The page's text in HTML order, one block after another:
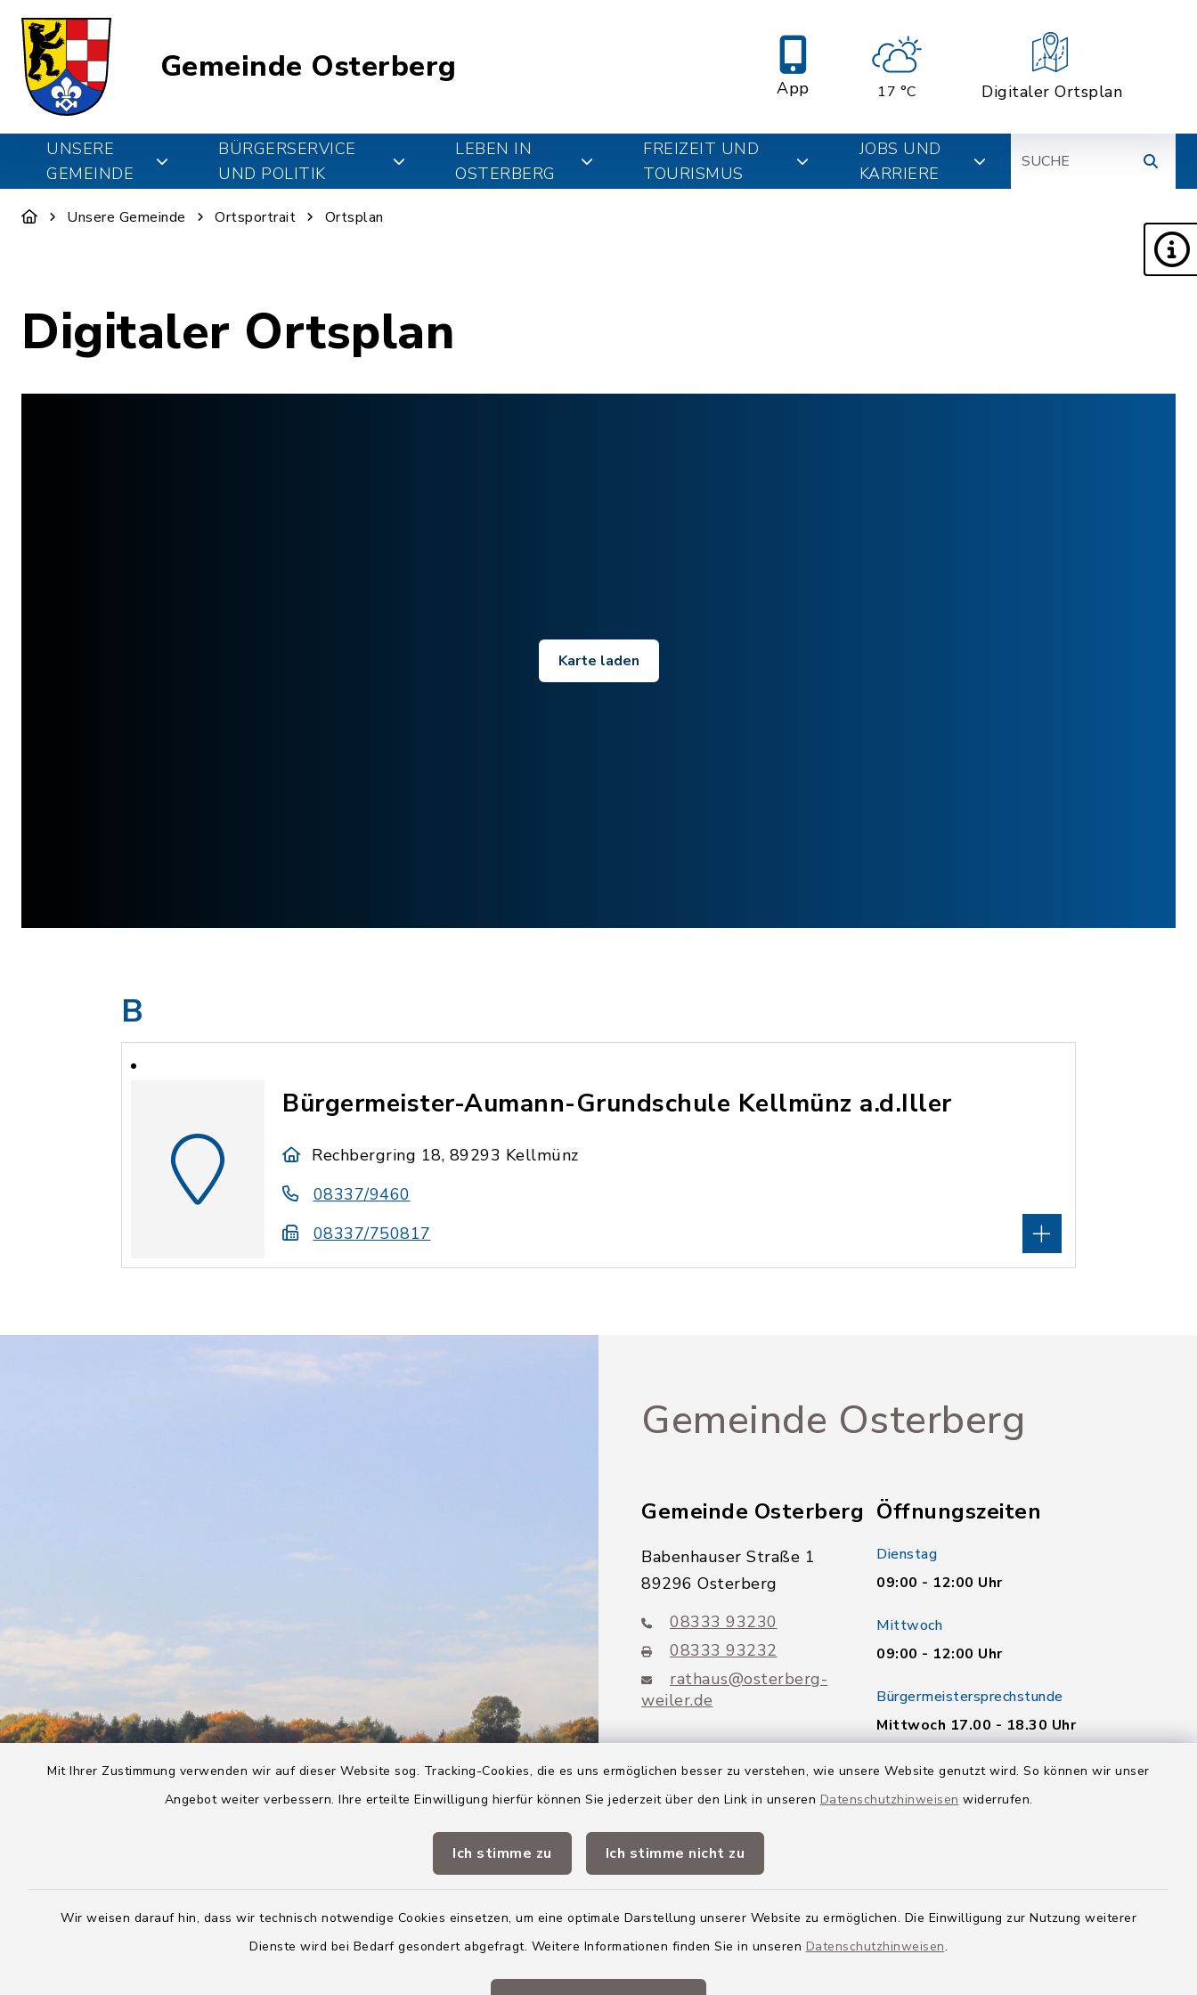
Mit Ihrer Zustimmung verwenden wir auf dieser Website sog. Tracking-Cookies, die es uns ermöglichen besser zu verstehen, wie unsere Website genutzt wird. So können wir unser
Angebot weiter verbessern. Ihre erteilte Einwilligung hierfür können Sie jederzeit über den Link in unseren Datenschutzhinweisen widerrufen.
Ich stimme zu Ich stimme nicht zu
Wir weisen darauf hin, dass wir technisch notwendige Cookies einsetzen, um eine optimale Darstellung unserer Website zu ermöglichen. Die Einwilligung zur Nutzung weiterer
Dienste wird bei Bedarf gesondert abgefragt. Weitere Informationen finden Sie in unseren Datenschutzhinweisen.
Gemeinde Osterberg
App 17 °C Digitaler Ortsplan
UNSERE
GEMEINDE
BÜRGERSERVICE
UND POLITIK
LEBEN IN
OSTERBERG
FREIZEIT UND
TOURISMUS
JOBS UND
KARRIERE
Unsere Gemeinde Ortsportrait Ortsplan
Digitaler Ortsplan
Karte laden
B
Bürgermeister-Aumann-Grundschule Kellmünz a.d.Iller
Rechbergring 18, 89293 Kellmünz
08337/9460
08337/750817
Gemeinde Osterberg
Gemeinde Osterberg
Babenhauser Straße 1
89296 Osterberg
08333 93230
08333 93232
rathaus@osterberg-
weiler.de
Öffnungszeiten
Dienstag
09:00 - 12:00 Uhr
Mittwoch
09:00 - 12:00 Uhr
Bürgermeistersprechstunde
Mittwoch 17.00 - 18.30 Uhr
telefonischer Vereinbarung.
Altenstadt
Markt Kellmünz